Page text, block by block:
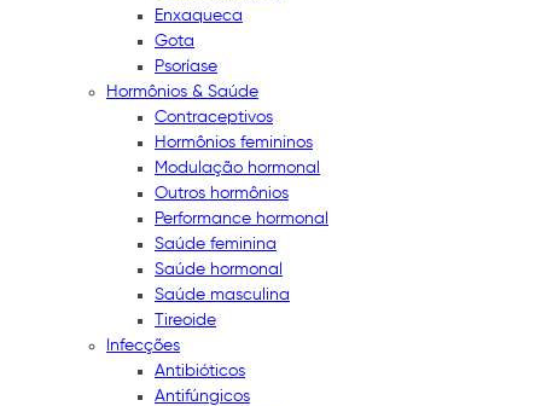
Enxaqueca
Gota
Psoríase
Hormônios & Saúde
Contraceptivos
Hormônios femininos
Modulação hormonal
Outros hormônios
Performance hormonal
Saúde feminina
Saúde hormonal
Saúde masculina
Tireoide
Infecções
Antibióticos
Antifúngicos